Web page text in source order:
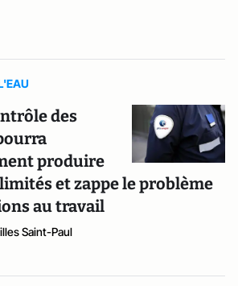
des
produire
et zappe le problème
au travail
Saint-Paul